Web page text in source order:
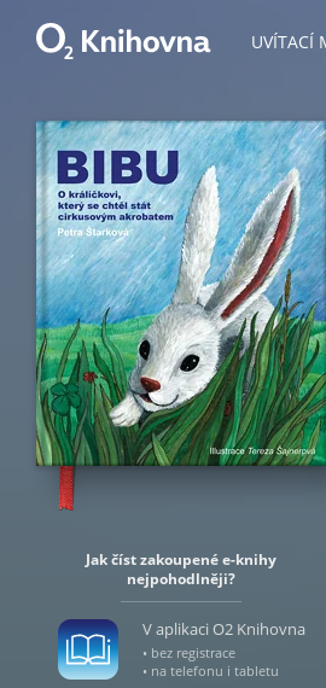
UVÍTACÍ
Jak číst zakoupené e-knihy
nejpohodlněji?
V aplikaci O2 Knihovna
• bez registrace
• na telefonu i tabletu